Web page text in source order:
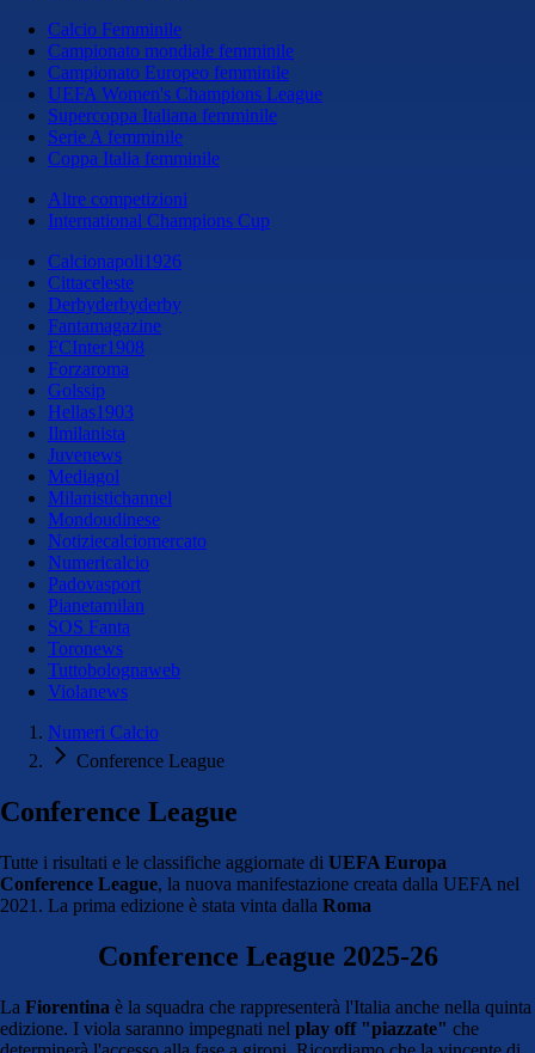
Calcio Femminile
Campionato mondiale femminile
Campionato Europeo femminile
UEFA Women's Champions League
Supercoppa Italiana femminile
Serie A femminile
Coppa Italia femminile
Altre competizioni
International Champions Cup
Calcionapoli1926
Cittaceleste
Derbyderbyderby
Fantamagazine
FCInter1908
Forzaroma
Golssip
Hellas1903
Ilmilanista
Juvenews
Mediagol
Milanistichannel
Mondoudinese
Notiziecalciomercato
Numericalcio
Padovasport
Pianetamilan
SOS Fanta
Toronews
Tuttobolognaweb
Violanews
Numeri Calcio
Conference League
Conference League
Tutte i risultati e le classifiche aggiornate di UEFA Europa
Conference League, la nuova manifestazione creata dalla UEFA nel
2021. La prima edizione è stata vinta dalla Roma
Conference League 2025-26
La Fiorentina è la squadra che rappresenterà l'Italia anche nella quinta
edizione. I viola saranno impegnati nel play off "piazzate" che